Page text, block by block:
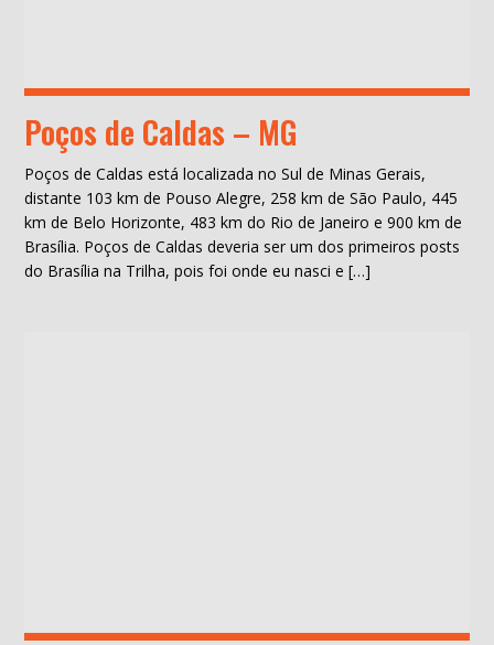
Poços de Caldas – MG
Poços de Caldas está localizada no Sul de Minas Gerais,
distante 103 km de Pouso Alegre, 258 km de São Paulo, 445
km de Belo Horizonte, 483 km do Rio de Janeiro e 900 km de
Brasília. Poços de Caldas deveria ser um dos primeiros posts
do Brasília na Trilha, pois foi onde eu nasci e […]